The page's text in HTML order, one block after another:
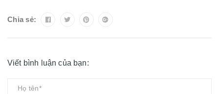
Chia sẻ:
Viết bình luận của bạn: